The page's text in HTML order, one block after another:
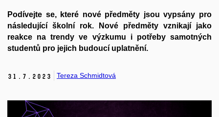
Podívejte se, které nové předměty jsou vypsány pro
následující školní rok. Nové předměty vznikají jako
reakce na trendy ve výzkumu i potřeby samotných
studentů pro jejich budoucí uplatnění.
31. 7. 2023 Tereza Schmidtová